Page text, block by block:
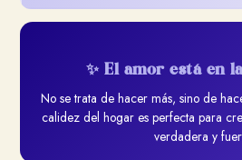
✨ El amor está en
No se trata de hacer más, sino de
calidez del hogar es perfecta para
verdadera y